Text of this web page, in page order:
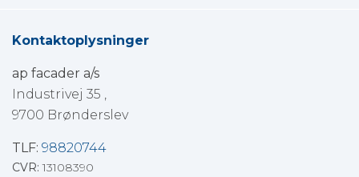
Kontaktoplysninger
ap facader a/s
Industrivej 35 ,
9700 Brønderslev
TLF: 98820744
CVR: 13108390